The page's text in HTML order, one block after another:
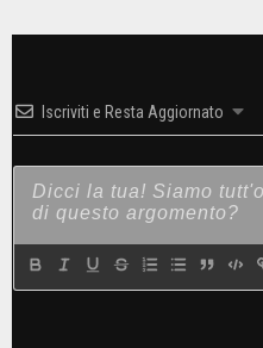
Iscriviti e Resta Aggiornato